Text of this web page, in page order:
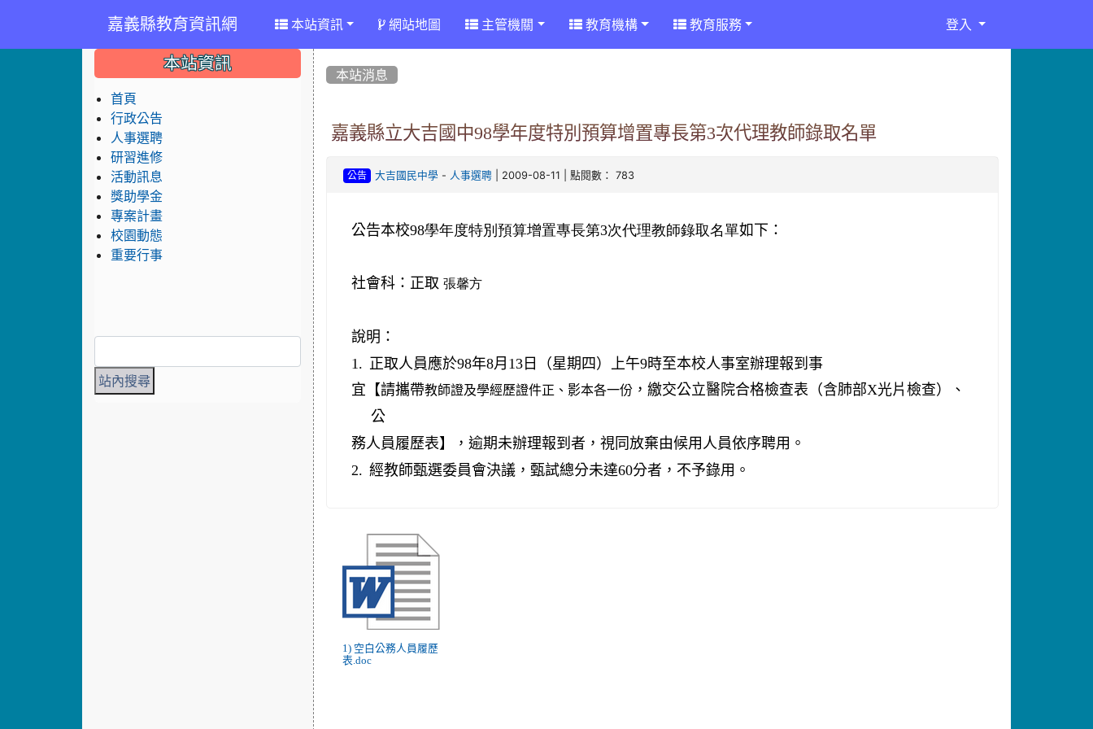
嘉義縣教育資訊網 本站資訊 網站地圖 主管機關 教育機構 教育服務 登入
本站消息
嘉義縣立大吉國中98學年度特別預算增置專長第3次代理教師錄取名單
公告 大吉國民中學 - 人事選聘 | 2009-08-11 | 點閱數： 783
公告本校98學年度特別預算增置專長第3次代理教師錄取名單如下：
社會科：正取 張馨方
說明：
1. 正取人員應於98年8月13日
（星期四）上午9時至本校人事室辦理報到事
宜【請攜帶教師證及學經歷證件正、影本各一份 ，繳交公立醫院合格檢查表（含肺部X光片檢查）、
公
務人員履歷表】，逾期未辦理報到者，視同放棄由候用人員依序聘用。
2. 經教師甄選委員會決議，甄試總分未達60分者，不予錄用。
1) 空白公務人員履歷
表.doc
::: 本站資訊
首頁
行政公告
人事選聘
研習進修
活動訊息
獎助學金
專案計畫
校園動態
重要行事